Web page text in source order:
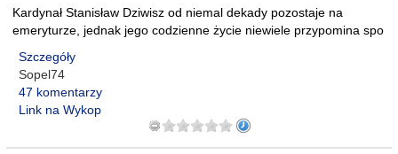
Kardynał Stanisław Dziwisz od niemal dekady pozostaje na
emeryturze, jednak jego codzienne życie niewiele przypomina spo
Szczegóły
Sopel74
47 komentarzy
Link na Wykop